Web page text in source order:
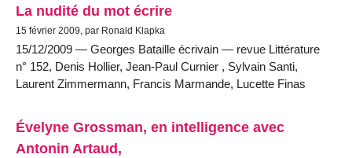
La nudité du mot écrire
15 février 2009, par Ronald Klapka
15/12/2009 — Georges Bataille écrivain — revue Littérature
n° 152, Denis Hollier, Jean-Paul Curnier , Sylvain Santi,
Laurent Zimmermann, Francis Marmande, Lucette Finas
Évelyne Grossman, en intelligence avec
Antonin Artaud,